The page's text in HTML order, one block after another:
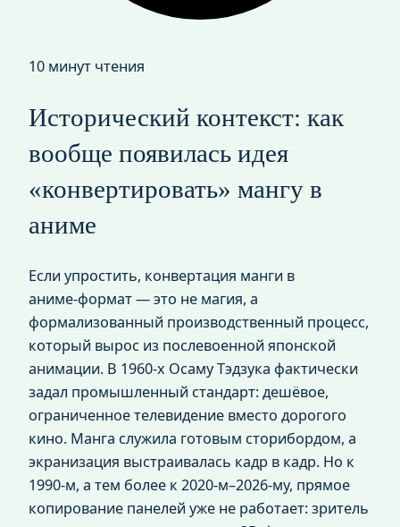
10 минут чтения
Исторический контекст: как
вообще появилась идея
«конвертировать» мангу в
аниме
Если упростить, конвертация манги в
аниме‑формат — это не магия, а
формализованный производственный процесс,
который вырос из послевоенной японской
анимации. В 1960‑х Осаму Тэдзука фактически
задал промышленный стандарт: дешёвое,
ограниченное телевидение вместо дорогого
кино. Манга служила готовым сторибордом, а
экранизация выстраивалась кадр в кадр. Но к
1990‑м, а тем более к 2020‑м–2026‑му, прямое
копирование панелей уже не работает: зритель